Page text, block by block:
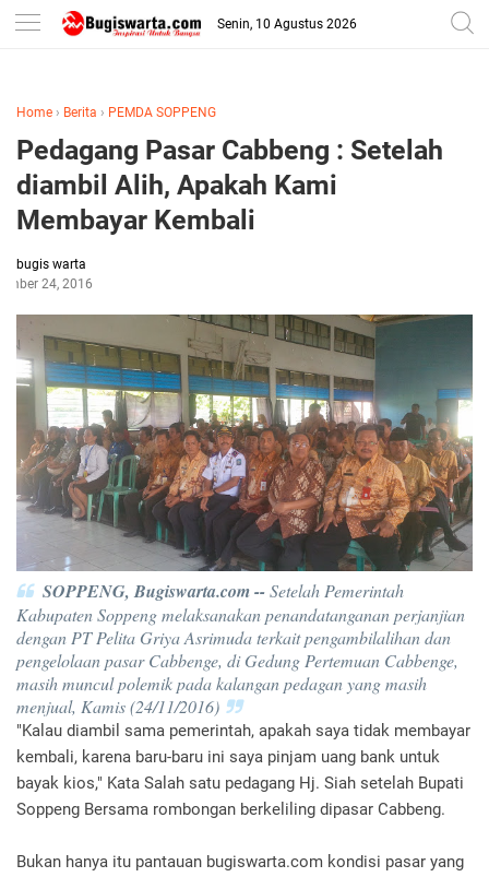
-->
Senin, 10 Agustus 2026
Home › Berita › PEMDA SOPPENG
Pedagang Pasar Cabbeng : Setelah
diambil Alih, Apakah Kami
Membayar Kembali
bugis warta
24, 2016
SOPPENG, Bugiswarta.com --Setelah Pemerintah
Kabupaten Soppeng melaksanakan penandatanganan perjanjian
dengan PT Pelita Griya Asrimuda terkait pengambilalihan dan
pengelolaan pasar Cabbenge, di Gedung Pertemuan Cabbenge,
masih muncul polemik pada kalangan pedagan yang masih
menjual, Kamis (24/11/2016)
"Kalau diambil sama pemerintah, apakah saya tidak membayar
kembali, karena baru-baru ini saya pinjam uang bank untuk
bayak kios," Kata Salah satu pedagang Hj. Siah setelah Bupati
Soppeng Bersama rombongan berkeliling dipasar Cabbeng.
Bukan hanya itu pantauan bugiswarta.com kondisi pasar yang